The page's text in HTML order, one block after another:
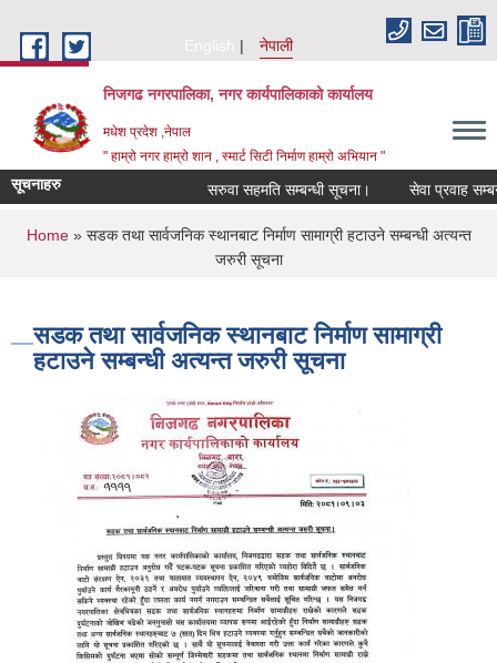
English
नेपाली
निजगढ नगरपालिका, नगर कार्यपालिकाको कार्यालय
मधेश प्रदेश ,नेपाल
" हाम्रो नगर हाम्रो शान , स्मार्ट सिटी निर्माण हाम्रो अभियान "
सूचनाहरु सरुवा सहमति सम्बन्धी सूचना। सेवा प्रवाह
You are here
Home» सडक तथा सार्वजनिक स्थानबाट निर्माण सामाग्री हटाउने सम्बन्धी अत्यन्त
जरुरी सूचना
सडक तथा सार्वजनिक स्थानबाट निर्माण सामाग्री
हटाउने सम्बन्धी अत्यन्त जरुरी सूचना